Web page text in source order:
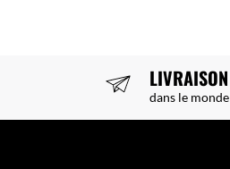
dans le